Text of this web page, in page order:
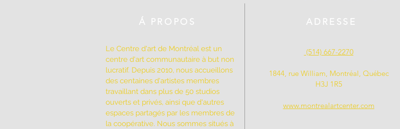
Á PROPOS
Le Centre d'art de Montréal est un
centre d'art communautaire à but non
lucratif. Depuis 2010, nous accueillons
des centaines d'artistes membres
travaillant dans plus de 50 studios
ouverts et privés, ainsi que d'autres
espaces partagés par les membres de
la coopérative. Nous sommes situés à
ADRESSE
(514) 667-2270
1844, rue William, Montréal, Québec
H3J 1R5
www.montrealartcenter.com